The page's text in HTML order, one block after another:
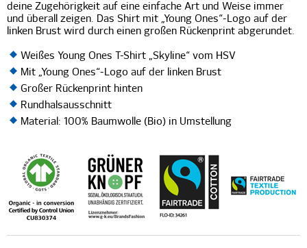
deine Zugehörigkeit auf eine einfache Art und Weise immer
und überall zeigen. Das Shirt mit „Young Ones“-Logo auf der
linken Brust wird durch einen großen Rückenprint abgerundet.
Weißes Young Ones T-Shirt „Skyline“ vom HSV
Mit „Young Ones“-Logo auf der linken Brust
Großer Rückenprint hinten
Rundhalsausschnitt
Material: 100% Baumwolle (Bio) in Umstellung